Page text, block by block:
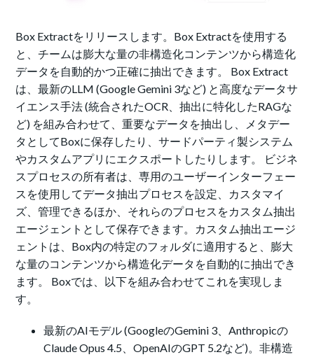
Box Extractをリリースします。Box Extractを使用する
と、チームは膨大な量の非構造化コンテンツから構造化
データを自動的かつ正確に抽出できます。 Box Extract
は、最新のLLM (Google Gemini 3など) と高度なデータサ
イエンス手法 (統合されたOCR、抽出に特化したRAGな
ど) を組み合わせて、重要なデータを抽出し、メタデー
タとしてBoxに保存したり、サードパーティ製システム
やカスタムアプリにエクスポートしたりします。 ビジネ
スプロセスの所有者は、専用のユーザーインターフェー
スを使用してデータ抽出プロセスを設定、カスタマイ
ズ、管理できるほか、それらのプロセスをカスタム抽出
エージェントとして保存できます。カスタム抽出エージ
ェントは、Box内の特定のフォルダに適用すると、膨大
な量のコンテンツから構造化データを自動的に抽出でき
ます。 Boxでは、以下を組み合わせてこれを実現しま
す。
最新のAIモデル (GoogleのGemini 3、Anthropicの
Claude Opus 4.5、OpenAIのGPT 5.2など)。非構造